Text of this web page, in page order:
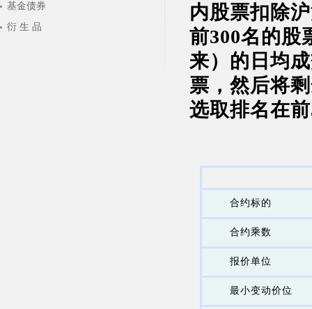
基金债券
衍 生 品
内股票扣除
前300名的股
来）的日均
票，然后将
选取排名在前
合约标的
合约乘数
报价单位
最小变动价位